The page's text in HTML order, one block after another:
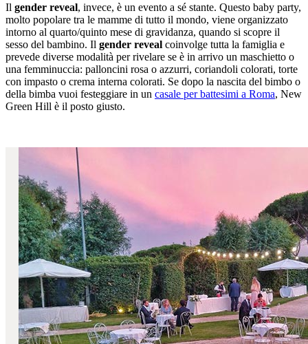
Il gender reveal, invece, è un evento a sé stante. Questo baby party,
molto popolare tra le mamme di tutto il mondo, viene organizzato
intorno al quarto/quinto mese di gravidanza, quando si scopre il
sesso del bambino. Il gender reveal coinvolge tutta la famiglia e
prevede diverse modalità per rivelare se è in arrivo un maschietto o
una femminuccia: palloncini rosa o azzurri, coriandoli colorati, torte
con impasto o crema interna colorati. Se dopo la nascita del bimbo o
della bimba vuoi festeggiare in un casale per battesimi a Roma, New
Green Hill è il posto giusto.